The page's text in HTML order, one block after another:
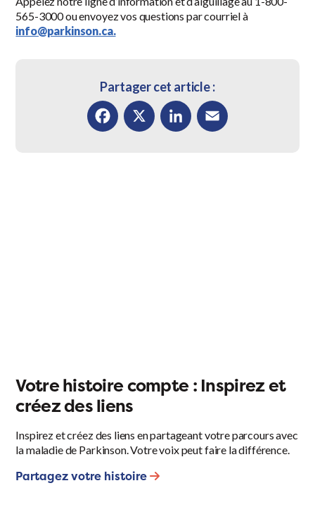
565-3000 ou envoyez vos questions par courriel à
info@parkinson.ca.
Partager cet article :
Votre histoire compte : Inspirez et
créez des liens
Inspirez et créez des liens en partageant votre parcours avec
la maladie de Parkinson. Votre voix peut faire la différence.
Partagez votre histoire